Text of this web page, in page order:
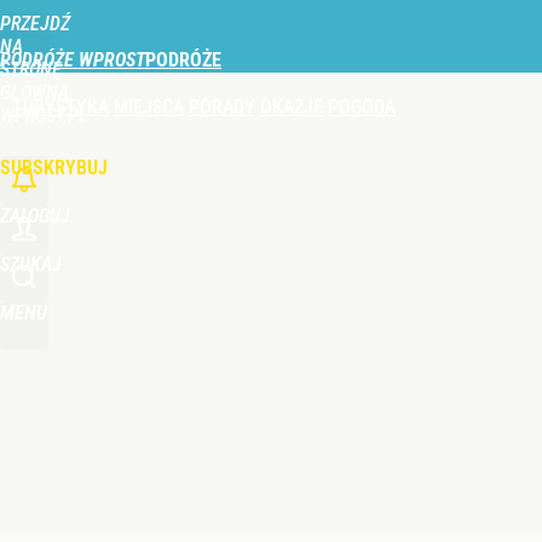
PRZEJDŹ
NA
STRONĘ
PODRÓŻE WPROST
SUBSKRYBUJ